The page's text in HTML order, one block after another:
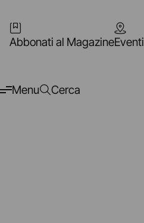
Abbonati al MagazineEventi
Menu Cerca